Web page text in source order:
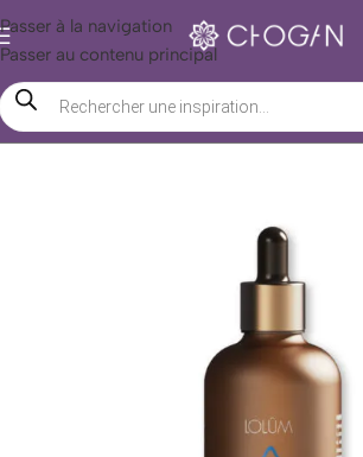
Passer à la navigation
Passer au contenu principal
Accueil/ Boutique Chogan/ Beauté/ Huiles/